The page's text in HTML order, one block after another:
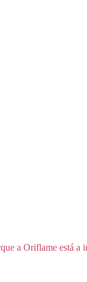
a Oriflame está a